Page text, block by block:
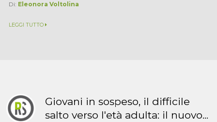
Di: Eleonora Voltolina
LEGGI TUTTO
Giovani in sospeso, il difficile
salto verso l'età adulta: il nuovo...